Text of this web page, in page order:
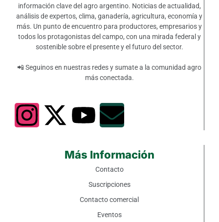
información clave del agro argentino. Noticias de actualidad,
análisis de expertos, clima, ganadería, agricultura, economía y
más. Un punto de encuentro para productores, empresarios y
todos los protagonistas del campo, con una mirada federal y
sostenible sobre el presente y el futuro del sector.
📲 Seguinos en nuestras redes y sumate a la comunidad agro
más conectada.
Más Información
Contacto
Suscripciones
Contacto comercial
Eventos